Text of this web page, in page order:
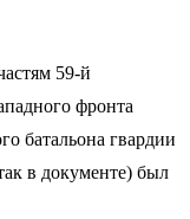
59-й
фронта
батальона гвардии
в документе) был